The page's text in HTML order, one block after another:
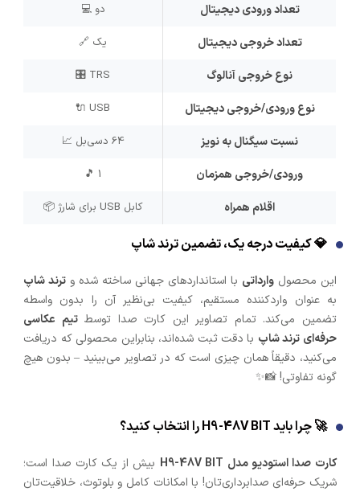
تعداد ورودی دیجیتال دو 💻
تعداد خروجی دیجیتال یک 🔗
نوع خروجی آنالوگ TRS 🎛️
نوع ورودی/خروجی دیجیتال USB 🔌
نسبت سیگنال به نویز 64 دسی‌بل 📈
ورودی/خروجی همزمان 1 🎵
اقلام همراه کابل USB برای شارژ 📦
💎 کیفیت درجه یک، تضمین ترند شاپ
این محصولوارداتی با استانداردهای جهانی ساخته شده و ترند شاپ
به عنوان واردکننده مستقیم، کیفیت بی‌نظیر آن را بدون واسطه
تضمین می‌کند. تمام تصاویر این کارت صدا توسطتیم عکاسی
حرفه‌ای ترند شاپ با دقت ثبت شده‌اند، بنابراین محصولی که دریافت
می‌کنید، دقیقاً همان چیزی است که در تصاویر می‌بینید – بدون هیچ
گونه تفاوتی! 📸✨
🚀 چرا باید H9-48V BIT را انتخاب کنید؟
کارت صدا استودیو مدل H9-48V BIT
بیش از یک کارت صدا است؛
شریک حرفه‌ای صدابرداری‌تان! با امکانات کامل و بلوتوث، خلاقیت‌تان